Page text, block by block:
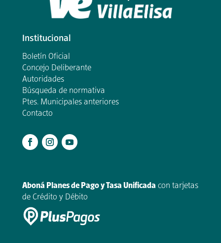
Institucional
Boletín Oficial
Concejo Deliberante
Autoridades
Búsqueda de normativa
Ptes. Municipales anteriores
Contacto
Aboná Planes de Pago y Tasa Unificada con tarjetas
de Crédito y Débito